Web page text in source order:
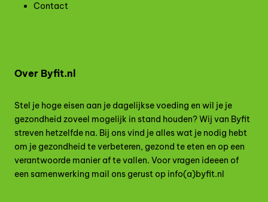
Contact
Over Byfit.nl
Stel je hoge eisen aan je dagelijkse voeding en wil je je
gezondheid zoveel mogelijk in stand houden? Wij van Byfit
streven hetzelfde na. Bij ons vind je alles wat je nodig hebt
om je gezondheid te verbeteren, gezond te eten en op een
verantwoorde manier af te vallen. Voor vragen ideeen of
een samenwerking mail ons gerust op info(a)byfit.nl